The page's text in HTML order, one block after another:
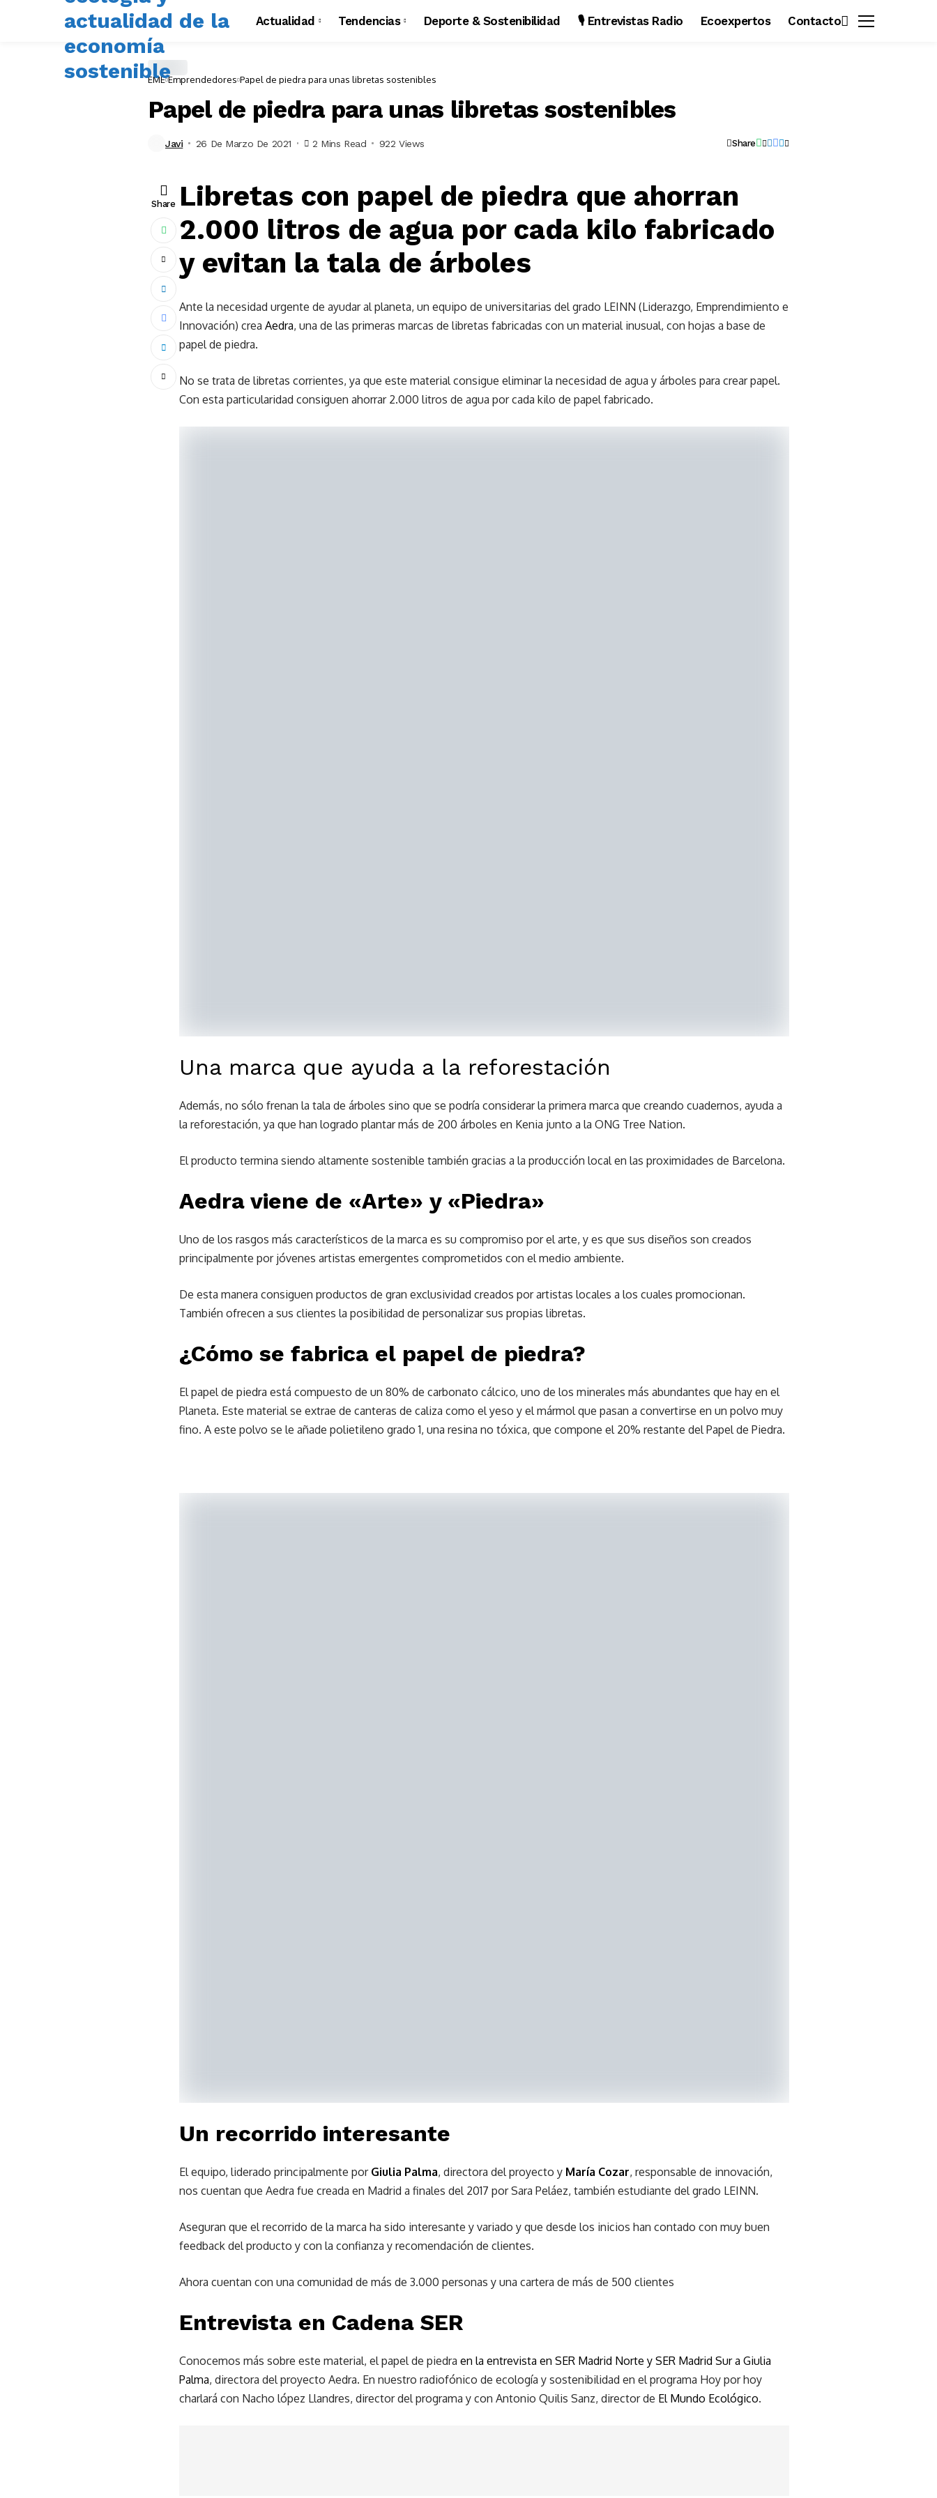
Actualidad Tendencias Deporte & Sostenibilidad 🎙️ Entrevistas Radio Ecoexpertos Contacto
EME Emprendedores Papel de piedra para unas libretas sostenibles
Papel de piedra para unas libretas sostenibles
Javi 26 De Marzo De 2021 2 Mins Read 922 Views Share
Share Libretas con papel de piedra que ahorran
2.000 litros de agua por cada kilo fabricado
y evitan la tala de árboles
Ante la necesidad urgente de ayudar al planeta, un equipo de universitarias del grado LEINN (Liderazgo, Emprendimiento e
Innovación) crea Aedra, una de las primeras marcas de libretas fabricadas con un material inusual, con hojas a base de
papel de piedra.
No se trata de libretas corrientes, ya que este material consigue eliminar la necesidad de agua y árboles para crear papel.
Con esta particularidad consiguen ahorrar 2.000 litros de agua por cada kilo de papel fabricado.
Una marca que ayuda a la reforestación
Además, no sólo frenan la tala de árboles sino que se podría considerar la primera marca que creando cuadernos, ayuda a
la reforestación, ya que han logrado plantar más de 200 árboles en Kenia junto a la ONG Tree Nation.
El producto termina siendo altamente sostenible también gracias a la producción local en las proximidades de Barcelona.
Aedra viene de «Arte» y «Piedra»
Uno de los rasgos más característicos de la marca es su compromiso por el arte, y es que sus diseños son creados
principalmente por jóvenes artistas emergentes comprometidos con el medio ambiente.
De esta manera consiguen productos de gran exclusividad creados por artistas locales a los cuales promocionan.
También ofrecen a sus clientes la posibilidad de personalizar sus propias libretas.
¿Cómo se fabrica el papel de piedra?
El papel de piedra está compuesto de un 80% de carbonato cálcico, uno de los minerales más abundantes que hay en el
Planeta. Este material se extrae de canteras de caliza como el yeso y el mármol que pasan a convertirse en un polvo muy
fino. A este polvo se le añade polietileno grado 1, una resina no tóxica, que compone el 20% restante del Papel de Piedra.
Un recorrido interesante
El equipo, liderado principalmente por Giulia Palma, directora del proyecto y María Cozar, responsable de innovación,
nos cuentan que Aedra fue creada en Madrid a finales del 2017 por Sara Peláez, también estudiante del grado LEINN.
Aseguran que el recorrido de la marca ha sido interesante y variado y que desde los inicios han contado con muy buen
feedback del producto y con la confianza y recomendación de clientes.
Ahora cuentan con una comunidad de más de 3.000 personas y una cartera de más de 500 clientes
Entrevista en Cadena SER
Conocemos más sobre este material, el papel de piedra en la entrevista en SER Madrid Norte y SER Madrid Sur a Giulia
Palma, directora del proyecto Aedra. En nuestro radiofónico de ecología y sostenibilidad en el programa Hoy por hoy
charlará con Nacho lópez Llandres, director del programa y con Antonio Quilis Sanz, director de El Mundo Ecológico.